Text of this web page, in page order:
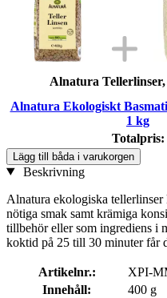
Alnatura
Alnatura Ekologiskt
1 kg
Totalpris:
Lägg till båda i varukorgen
Beskrivning
Alnatura ekologiska tellerlinser
nötiga smak samt krämiga
tillbehör eller som ingrediens i
koktid på 25 till 30 minuter får
Artikelnr.:
XPI-
Innehåll:
400 g